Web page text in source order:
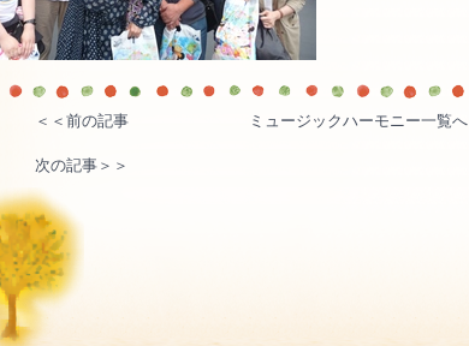
＜＜前の記事 ミュージックハーモニー一覧へ
次の記事＞＞